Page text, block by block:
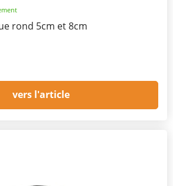
rond 5cm et 8cm
vers l'article